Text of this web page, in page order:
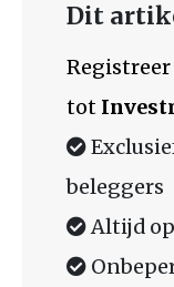
Dit
tot
beleggers
Altijd